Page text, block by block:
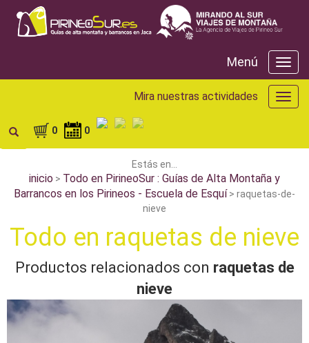
Menú
Menú
Mira
Mira nuestras actividades
0 0
Estás en...
inicio > Todo en PirineoSur : Guías de Alta Montaña y
Barrancos en los Pirineos - Escuela de Esquí > raquetas-de-
nieve
Todo en raquetas de nieve
Productos relacionados con raquetas de
nieve